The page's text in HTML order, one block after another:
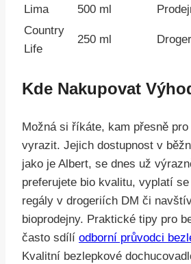
Lima
500 ml
Country
Life
250 ml
Kde Nakupovat
Možná si říkáte, kam přesně
vyrazit. Jejich dostupnost v
jako je Albert, se dnes už
preferujete bio kvalitu, vyplatí
regály v drogeriích DM či
bioprodejny. Praktické tipy pro
často sdílí odborní průvodci
Kvalitní bezlepkové